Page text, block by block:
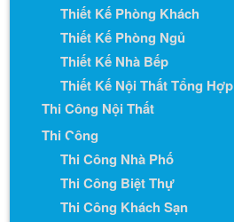
Thiết Kế Phòng Khách
Thiết Kế Phòng Ngủ
Thiết Kế Nhà Bếp
Thiết Kế Nội Thất Tổng Hợp
Thi Công Nội Thất
Thi Công
Thi Công Nhà Phố
Thi Công Biệt Thự
Thi Công Khách Sạn